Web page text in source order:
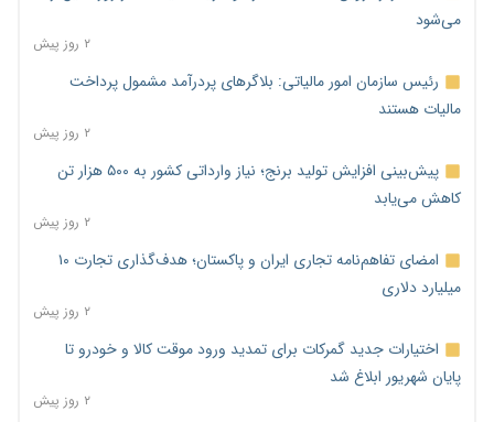
می‌شود
۲ روز پیش
رئیس سازمان امور مالیاتی: بلاگرهای پردرآمد مشمول پرداخت
مالیات هستند
۲ روز پیش
پیش‌بینی افزایش تولید برنج؛ نیاز وارداتی کشور به ۵۰۰ هزار تن
کاهش می‌یابد
۲ روز پیش
امضای تفاهم‌نامه تجاری ایران و پاکستان؛ هدف‌گذاری تجارت ۱۰
میلیارد دلاری
۲ روز پیش
اختیارات جدید گمرکات برای تمدید ورود موقت کالا و خودرو تا
پایان شهریور ابلاغ شد
۲ روز پیش